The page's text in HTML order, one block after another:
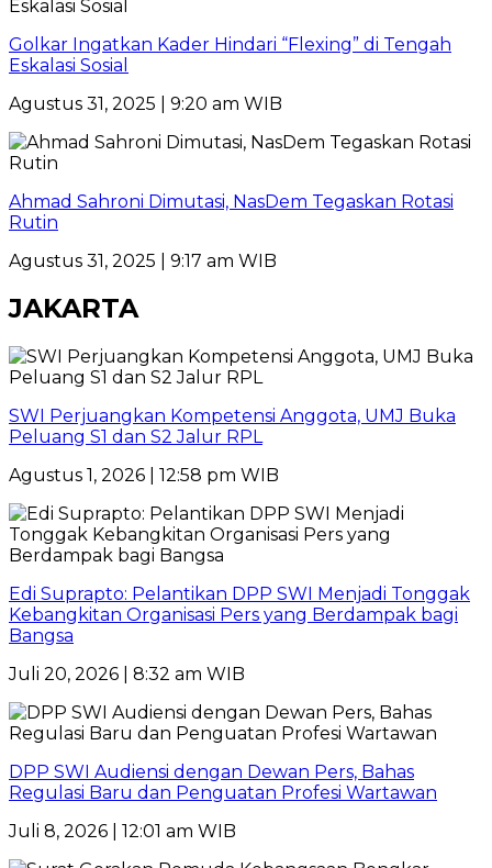
Golkar Ingatkan Kader Hindari “Flexing” di Tengah
Eskalasi Sosial
Agustus 31, 2025 | 9:20 am WIB
Ahmad Sahroni Dimutasi, NasDem Tegaskan Rotasi
Rutin
Agustus 31, 2025 | 9:17 am WIB
JAKARTA
SWI Perjuangkan Kompetensi Anggota, UMJ Buka
Peluang S1 dan S2 Jalur RPL
Agustus 1, 2026 | 12:58 pm WIB
Edi Suprapto: Pelantikan DPP SWI Menjadi Tonggak
Kebangkitan Organisasi Pers yang Berdampak bagi
Bangsa
Juli 20, 2026 | 8:32 am WIB
DPP SWI Audiensi dengan Dewan Pers, Bahas
Regulasi Baru dan Penguatan Profesi Wartawan
Juli 8, 2026 | 12:01 am WIB